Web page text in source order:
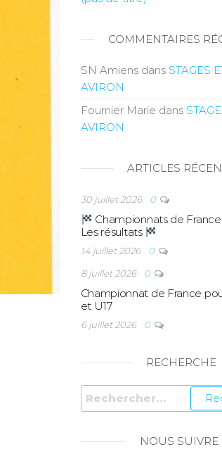
COMMENTAIRES
SN Amiensdans STAGES
AVIRON
Fournier Marie dans
AVIRON
ARTICLES
30 juillet 2026 0
Championnats de
Les résultats
14 juillet 2026
0
8 juillet 2026
0
Championnat de France
et U17
6 juillet 2026 0
RECHERCHE
NOUS SUIVRE